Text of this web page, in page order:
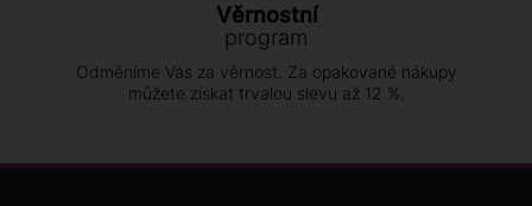
Věrnostní
program
Odměníme Vás za věrnost. Za opakované nákupy
můžete získat trvalou slevu až 12 %.